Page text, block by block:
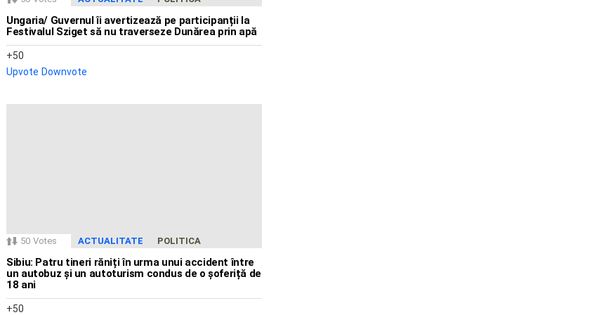
Ungaria/ Guvernul îi avertizează pe participanții la
Festivalul Sziget să nu traverseze Dunărea prin apă
50
Upvote Downvote
50 Votes ACTUALITATE POLITICA
Sibiu: Patru tineri răniți în urma unui accident între
un autobuz și un autoturism condus de o șoferiță de
18 ani
50